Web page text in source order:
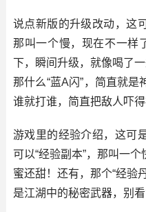
说点新版的升级改动，这
那叫一个慢，现在不一样
下，瞬间升级，就像喝了一
那什么“蓝A闪”，简直就
谁就打谁，简直把敌人吓得
游戏里的经验介绍，这可
可以“经验副本”，那叫一
蜜还甜！还有，那个“经验
是江湖中的秘密武器，别